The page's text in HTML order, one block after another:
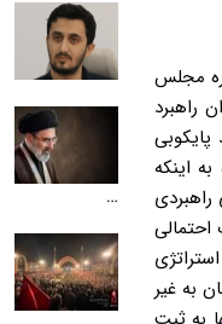
مجلس
راهبرد
با اشاره به اینکه
احتمالی
به غیر
…